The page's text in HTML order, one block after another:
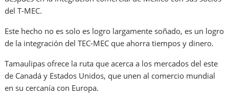
del T-MEC.
Este hecho no es solo es logro largamente soñado, es un logro
de la integración del TEC-MEC que ahorra tiempos y dinero.
Tamaulipas ofrece la ruta que acerca a los mercados del este
de Canadá y Estados Unidos, que unen al comercio mundial
en su cercanía con Europa.